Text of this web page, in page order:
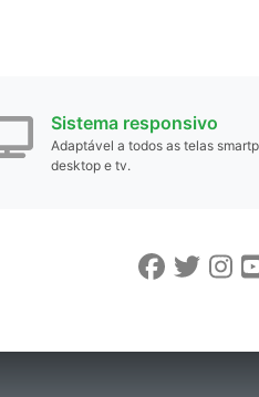
Sistema responsivo
Adaptável a todos as telas
desktop e tv.